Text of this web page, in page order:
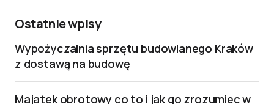
Ostatnie wpisy
Wypożyczalnia sprzętu budowlanego Kraków
z dostawą na budowę
Majatek obrotowy co to i jak go zrozumiec w